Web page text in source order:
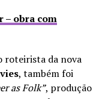
– obra com
roteirista da nova
, também foi
as Folk”, produção